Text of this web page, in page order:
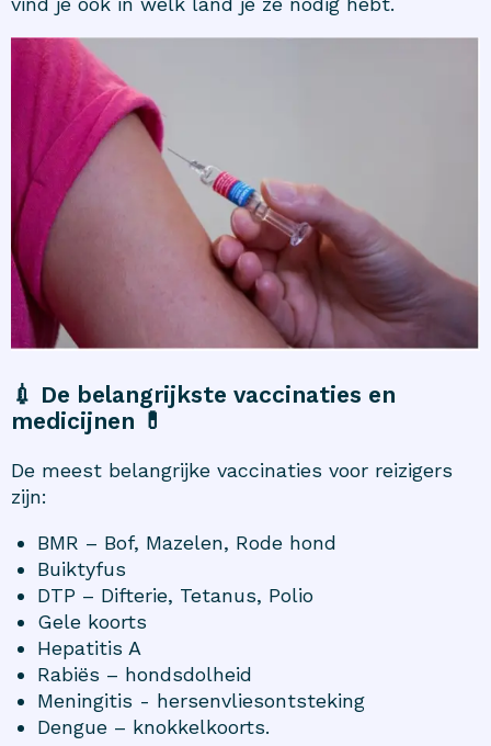
💉 De belangrijkste vaccinaties en
medicijnen 💊
De meest belangrijke vaccinaties voor reizigers
zijn:
BMR – Bof, Mazelen, Rode hond
Buiktyfus
DTP – Difterie, Tetanus, Polio
Gele koorts
Hepatitis A
Rabiës – hondsdolheid
Meningitis - hersenvliesontsteking
Dengue – knokkelkoorts.